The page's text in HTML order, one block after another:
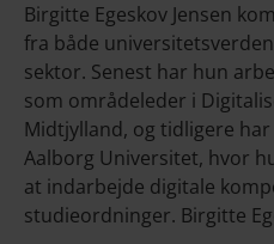
Birgitte Egeskov Jensen
fra både
sektor. Senest har hun
som områdeleder i
Midtjylland, og tidligere
Aalborg Universitet, hvor
at indarbejde digitale
studieordninger. Birgitte